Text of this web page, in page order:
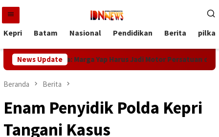
Loncat
konten
Kepri Batam Nasional Pendidikan Berita
News Update
Pratamura: Marga Yap Harus Jadi Motor Persatuan di Batam
Beranda Berita
Enam Penyidik Polda Kepri
Tangani Kasus